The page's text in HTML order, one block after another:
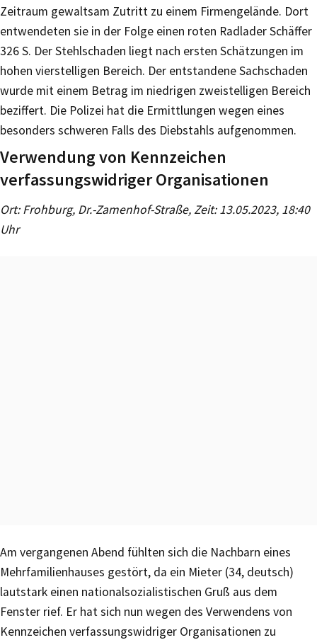
Zeitraum gewaltsam Zutritt zu einem Firmengelände. Dort
entwendeten sie in der Folge einen roten Radlader Schäffer
326 S. Der Stehlschaden liegt nach ersten Schätzungen im
hohen vierstelligen Bereich. Der entstandene Sachschaden
wurde mit einem Betrag im niedrigen zweistelligen Bereich
beziffert. Die Polizei hat die Ermittlungen wegen eines
besonders schweren Falls des Diebstahls aufgenommen.
Verwendung von Kennzeichen
verfassungswidriger Organisationen
Ort: Frohburg, Dr.-Zamenhof-Straße, Zeit: 13.05.2023, 18:40
Uhr
Am vergangenen Abend fühlten sich die Nachbarn eines
Mehrfamilienhauses gestört, da ein Mieter (34, deutsch)
lautstark einen nationalsozialistischen Gruß aus dem
Fenster rief. Er hat sich nun wegen des Verwendens von
Kennzeichen verfassungswidriger Organisationen zu